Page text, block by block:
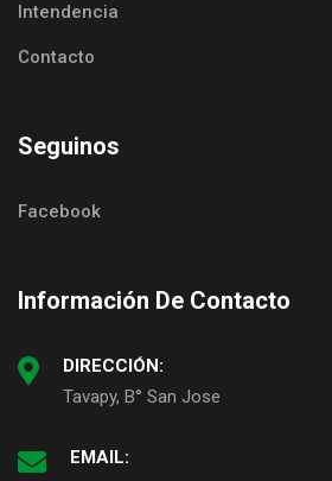
Intendencia
Contacto
Seguinos
Facebook
Información De Contacto
DIRECCIÓN:
Tavapy, B° San Jose
EMAIL: